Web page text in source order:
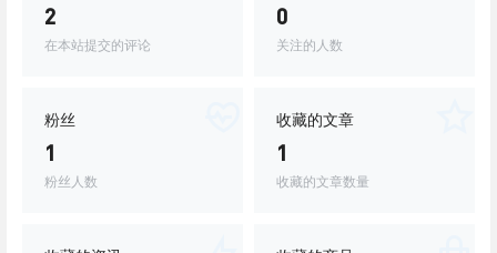
2
在本站提交的评论
0
关注的人数
粉丝
1
粉丝人数
收藏的文章
1
收藏的文章数量